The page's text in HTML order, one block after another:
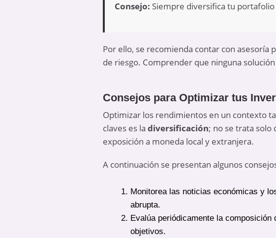
Consejo: Siempre diversifica tu
Por ello, se recomienda contar con
de riesgo. Comprender que ninguna
Consejos para Optimizar tus
Optimizar los rendimientos en un contexto
claves es la diversificación; no se trata
exposición a moneda local y extranjera.
A continuación se presentan algunos
Monitorea las noticias económicas y
abrupta.
Evalúa periódicamente la
objetivos.